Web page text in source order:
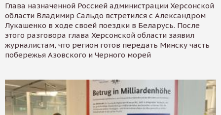
Глава назначенной Россией администрации Херсонской
области Владимир Сальдо встретился с Александром
Лукашенко в ходе своей поездки в Беларусь. После
этого разговора глава Херсонской области заявил
журналистам, что регион готов передать Минску часть
побережья Азовского и Черного морей